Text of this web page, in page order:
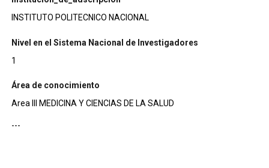
INSTITUTO POLITECNICO NACIONAL
Nivel en el Sistema Nacional de Investigadores
1
Área de conocimiento
Area III MEDICINA Y CIENCIAS DE LA SALUD
---